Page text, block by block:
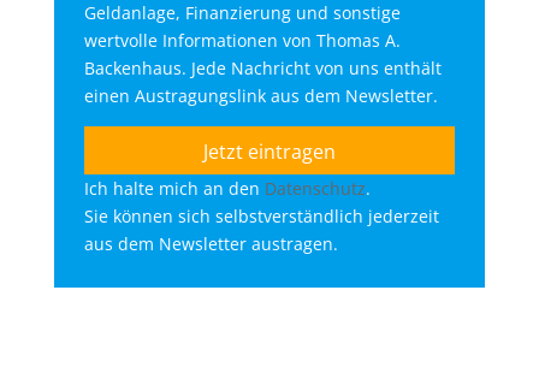
Geldanlage, Finanzierung und sonstige
wertvolle Informationen von Thomas A.
Backenhaus. Jede Nachricht von uns enthält
einen Austragungslink aus dem Newsletter.
Ich halte mich an den Datenschutz.
Sie können sich selbstverständlich jederzeit
aus dem Newsletter austragen.